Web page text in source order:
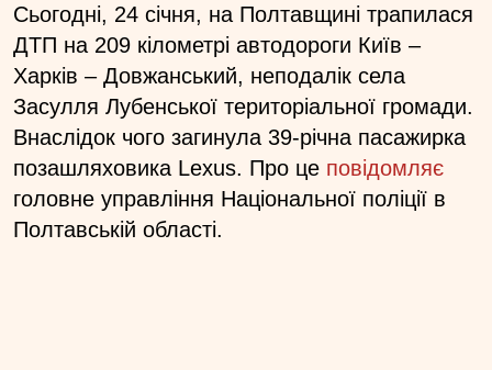
Сьогодні, 24 січня, на Полтавщині трапилася
ДТП на 209 кілометрі автодороги Київ –
Харків – Довжанський, неподалік села
Засулля Лубенської територіальної громади.
Внаслідок чого загинула 39-річна пасажирка
позашляховика Lexus. Про це повідомляє
головне управління Національної поліції в
Полтавській області.